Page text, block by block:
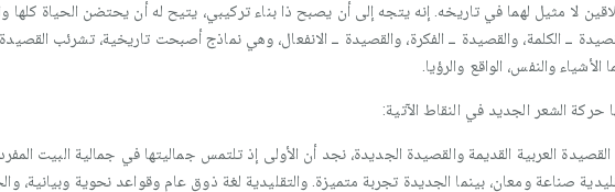
لا مثيل لهما في تاريخه. إنه يتجه إلى أن يصبح ذا بناء تركيبي، يتيح له أن يحتضن الحياة كلها
ــ الكلمة، والقصيدة ــ الفكرة، والقصيدة ــ الانفعال، وهي نماذج أصبحت تاريخية، تشرئب القصيدة
والنفس، الواقع والرؤيا.
الشعر الجديد في النقاط الآتية:
القصيدة العربية القديمة والقصيدة الجديدة، نجد أن الأولى إذ تلتمس جماليتها في جمالية البيت
صناعة ومعان، بينما الجديدة تجربة متميزة. والتقليدية لغة ذوق عام وقواعد نحوية وبيانية،